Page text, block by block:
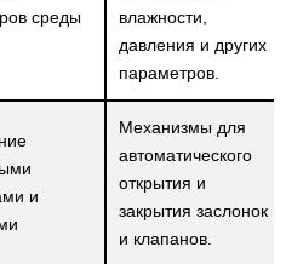
NOVOS 3 Temp
NOVOS 5 Temp
RPF 26
температуры
KFK01
среды
влажности,
давления и других
параметров.
и
Механизмы для
автоматического
открытия и
закрытия заслонок
и клапанов.